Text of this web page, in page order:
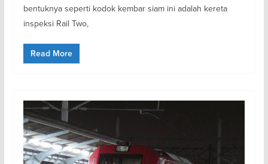
bentuknya seperti kodok kembar siam ini adalah kereta
inspeksi Rail Two,
Read More